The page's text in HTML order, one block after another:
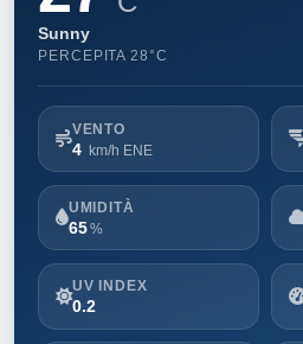
Sunny
PERCEPITA 28°C
VENTO
4 km/h ENE
UMIDITÀ
65 %
UV INDEX
0.2